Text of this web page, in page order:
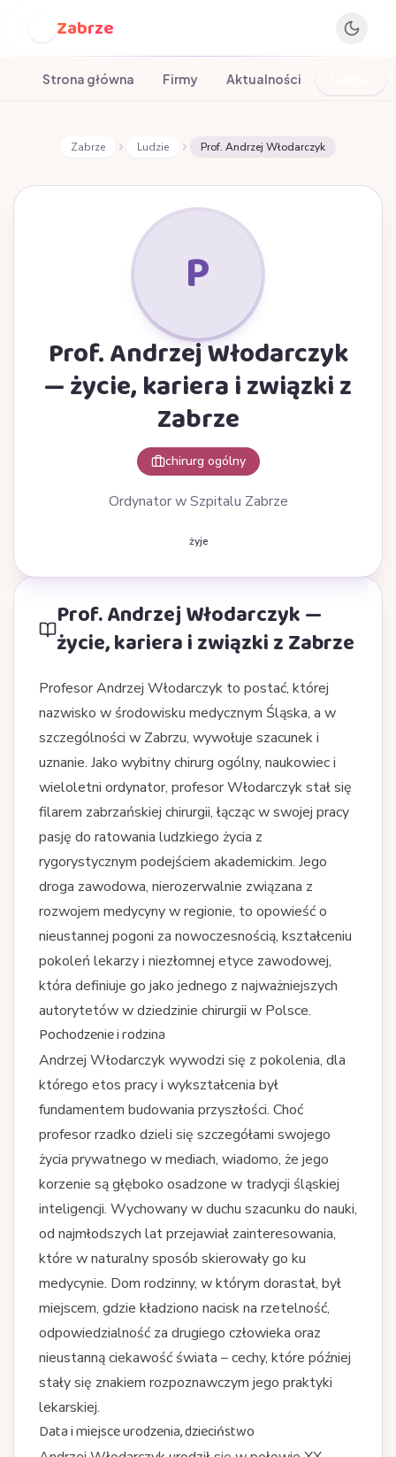
Zabrze
Strona główna Firmy Aktualności
Zabrze Ludzie Prof. Andrzej Włodarczyk
P
Prof. Andrzej Włodarczyk
— życie, kariera i związki z
Zabrze
chirurg ogólny
Ordynator w Szpitalu Zabrze
żyje
Prof. Andrzej Włodarczyk —
życie, kariera i związki z Zabrze
Profesor Andrzej Włodarczyk to postać, której
nazwisko w środowisku medycznym Śląska, a w
szczególności w Zabrzu, wywołuje szacunek i
uznanie. Jako wybitny chirurg ogólny, naukowiec i
wieloletni ordynator, profesor Włodarczyk stał się
filarem zabrzańskiej chirurgii, łącząc w swojej pracy
pasję do ratowania ludzkiego życia z
rygorystycznym podejściem akademickim. Jego
droga zawodowa, nierozerwalnie związana z
rozwojem medycyny w regionie, to opowieść o
nieustannej pogoni za nowoczesnością, kształceniu
pokoleń lekarzy i niezłomnej etyce zawodowej,
która definiuje go jako jednego z najważniejszych
autorytetów w dziedzinie chirurgii w Polsce.
Pochodzenie i rodzina
Andrzej Włodarczyk wywodzi się z pokolenia, dla
którego etos pracy i wykształcenia był
fundamentem budowania przyszłości. Choć
profesor rzadko dzieli się szczegółami swojego
życia prywatnego w mediach, wiadomo, że jego
korzenie są głęboko osadzone w tradycji śląskiej
inteligencji. Wychowany w duchu szacunku do nauki,
od najmłodszych lat przejawiał zainteresowania,
które w naturalny sposób skierowały go ku
medycynie. Dom rodzinny, w którym dorastał, był
miejscem, gdzie kładziono nacisk na rzetelność,
odpowiedzialność za drugiego człowieka oraz
nieustanną ciekawość świata – cechy, które później
stały się znakiem rozpoznawczym jego praktyki
lekarskiej.
Data i miejsce urodzenia, dzieciństwo